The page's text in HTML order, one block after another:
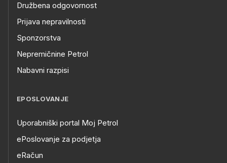
Družbena odgovornost
Prijava nepravilnosti
Sponzorstva
Nepremičnine Petrol
Nabavni razpisi
EPOSLOVANJE
Uporabniški portal Moj Petrol
ePoslovanje za podjetja
eRačun